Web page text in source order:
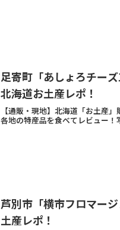
足寄町「あしょろチー
北海道お土産レポ！
【通販・現地】北海道「お土産
各地の特産品を食べてレビュー！
芦別市「横市フロマー
土産レポ！